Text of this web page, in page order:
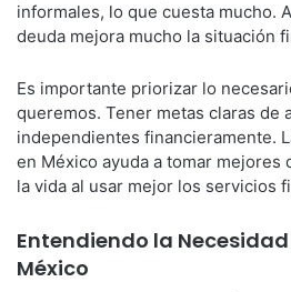
informales, lo que cuesta mucho.
deuda mejora mucho la situación
Es importante priorizar lo
queremos. Tener metas claras de
independientes financieramente.
en México ayuda a tomar mejores
la vida al usar mejor los servicios
Entendiendo la
México